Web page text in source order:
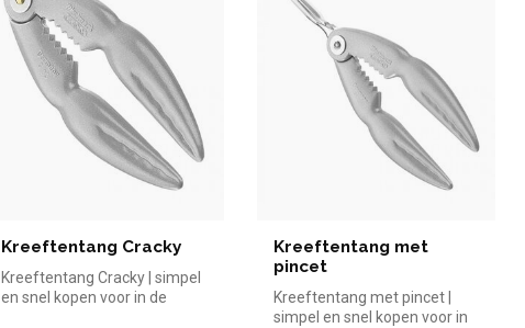
Kreeftentang Cracky
Kreeftentang Cracky | simpel
en snel kopen voor in de
Kreeftentang met
pincet
Kreeftentang met pincet |
simpel en snel kopen voor in